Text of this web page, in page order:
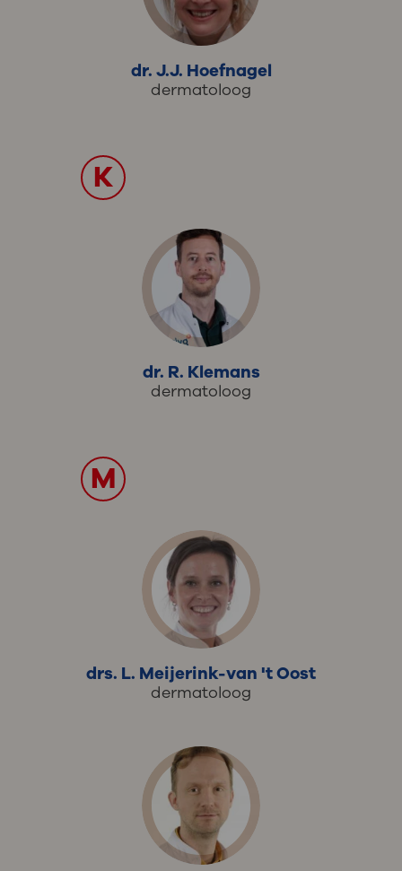
dr. J.J. Hoefnagel
dermatoloog
K
dr. R. Klemans
dermatoloog
M
drs. L. Meijerink-van 't Oost
dermatoloog